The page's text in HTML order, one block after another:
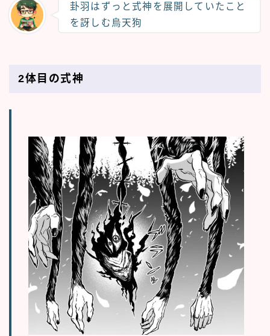
卦羽はずっと式神を展開していたこと
を訝しむ烏天狗
2体目の式神